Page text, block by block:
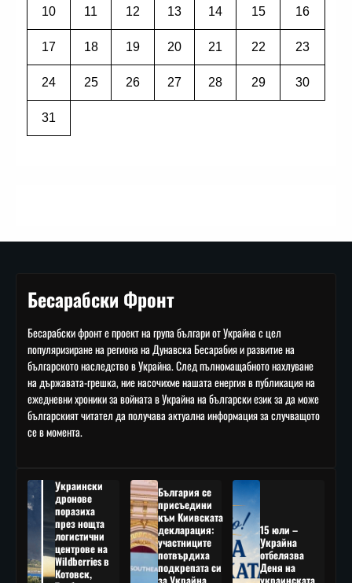
10 11 12 13 14 15 16
17 18 19 20 21 22 23
24 25 26 27 28 29 30
31
Бесарабски Фронт
Бесарабски фронт е проект на група българи от Украйна с цел
популяризиране на региона на Дунавска Бесарабия и развитие на
българското наследство в Украйна. След пълномащабното нахлуване
на държавата-грешка, ние насочихме нашата енергия в публикация на
ежедневни хроники за войната в Украйна на български език за да може
българският читател да получава актуална информация за случващото
се в момента.
Украински
дронове
поразиха
през нощта
логистични
центрове на
Wildberries в
Котовск,
България се
присъедини
към Киивската
декларация:
участниците
потвърдиха
подкрепата си
15 юли –
Украйна
отбелязва
Деня на